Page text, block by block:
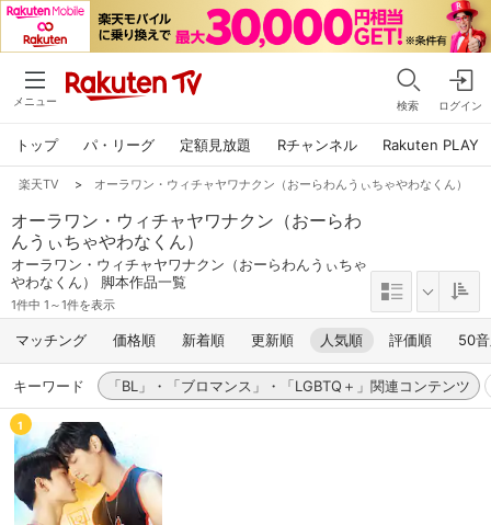
メニュー 検索 ログイン
トップ パ・リーグ 定額見放題 Rチャンネル Rakuten PLAY
楽天TV > オーラワン・ウィチャヤワナクン（おーらわんうぃちゃやわなくん）
オーラワン・ウィチャヤワナクン（おーらわ
んうぃちゃやわなくん）
オーラワン・ウィチャヤワナクン（おーらわんうぃちゃ
やわなくん） 脚本作品一覧
1件中 1～1件を表示
マッチング 価格順 新着順 更新順 人気順 評価順 50
キーワード 「BL」・「ブロマンス」・「LGBTQ＋」関連コンテンツ
1